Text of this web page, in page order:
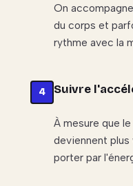
On
du corps et
rythme avec la
Suivre
À mesure que
deviennent
porter par